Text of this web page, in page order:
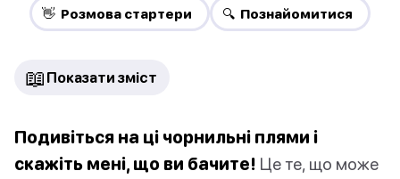
👋 Pозмова стартери 🔍 Познайомитися
📖 Показати зміст
Подивіться на ці чорнильні плями і
скажіть мені, що ви бачите! Це те, що може